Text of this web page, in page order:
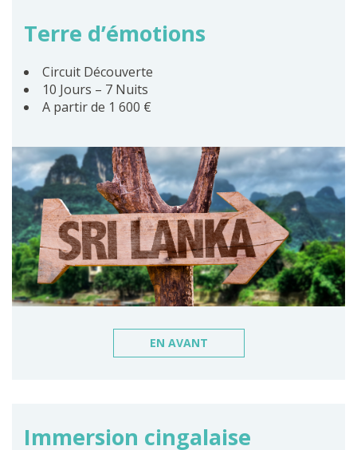
Terre d’émotions
Circuit Découverte
10 Jours – 7 Nuits
A partir de 1 600 €
EN AVANT
Immersion cingalaise